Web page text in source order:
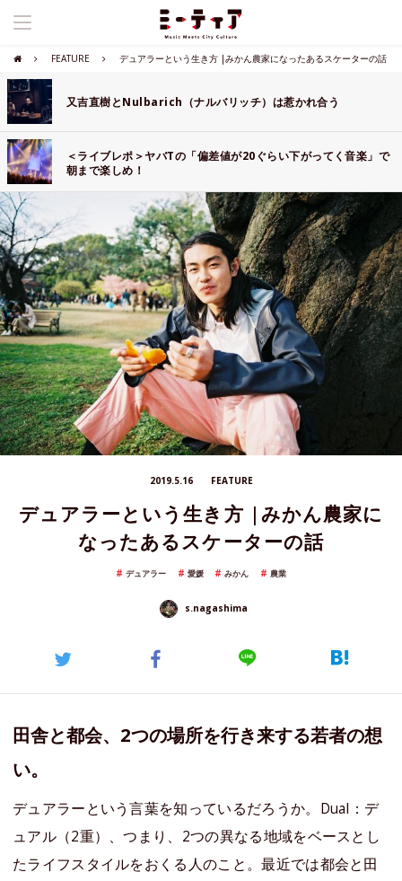
FEATURE デュアラーという生き方 |みかん農家になったあるスケーターの話
又吉直樹とNulbarich（ナルバリッチ）は惹かれ合う
＜ライブレポ＞ヤバTの「偏差値が20ぐらい下がってく音楽」で
朝まで楽しめ！
2019.5.16 FEATURE
デュアラーという生き方 |みかん農家に
なったあるスケーターの話
デュアラー 愛媛 みかん 農業
s.nagashima
田舎と都会、2つの場所を行き来する若者の想
い。
デュアラーという言葉を知っているだろうか。Dual：デ
ュアル（2重）、つまり、2つの異なる地域をベースとし
たライフスタイルをおくる人のこと。最近では都会と田